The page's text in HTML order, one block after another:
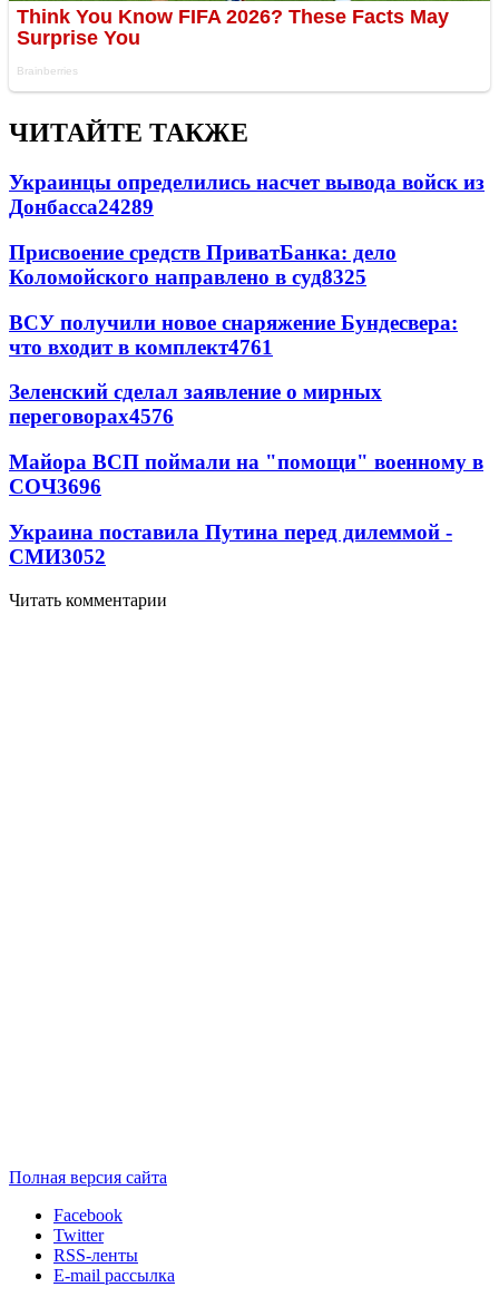
ЧИТАЙТЕ ТАКЖЕ
Украинцы определились насчет вывода войск из
Донбасса24289
Присвоение средств ПриватБанка: дело
Коломойского направлено в суд8325
ВСУ получили новое снаряжение Бундесвера:
что входит в комплект4761
Зеленский сделал заявление о мирных
переговорах4576
Майора ВСП поймали на "помощи" военному в
СОЧ3696
Украина поставила Путина перед дилеммой -
СМИ3052
Читать комментарии
Полная версия сайта
Facebook
Twitter
RSS-ленты
E-mail рассылка